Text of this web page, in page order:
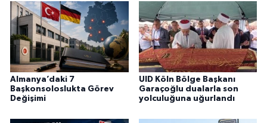
Almanya’daki 7
Başkonsoloslukta Görev
Değişimi
UID Köln Bölge Başkanı
Garaçoğlu dualarla son
yolculuğuna uğurlandı